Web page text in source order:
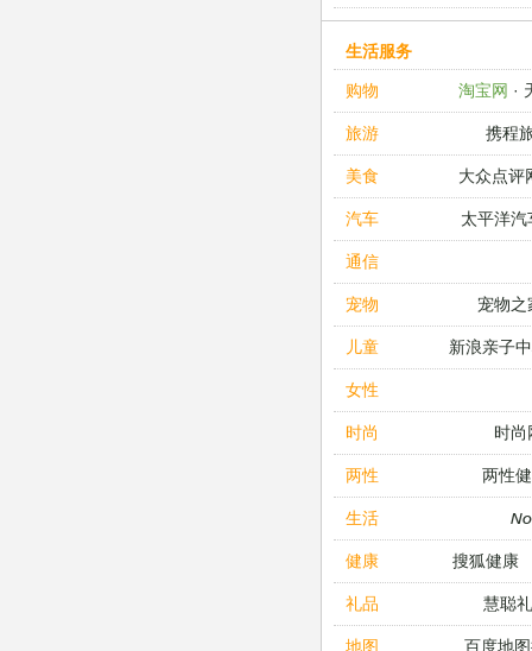
生活服务
购物
淘宝网 ·
旅游 携程
美食 大众点评
汽车 太平洋汽
通信
宠物 宠物之
儿童 新浪亲子
女性
时尚 时尚
两性 两性
生活
健康 搜狐健康
礼品 慧聪
地图 百度地